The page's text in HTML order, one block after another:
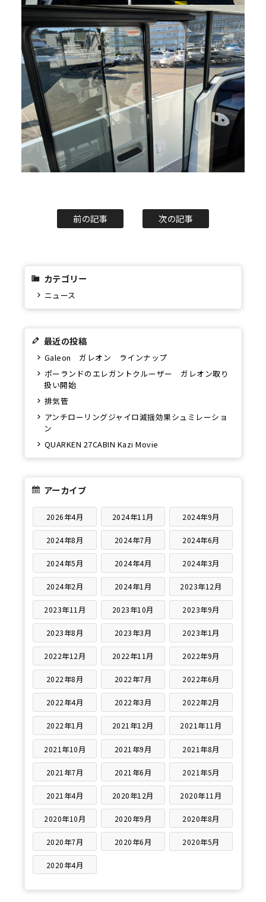
前の記事 次の記事
カテゴリー
ニュース
最近の投稿
Galeon ガレオン ラインナップ
ポーランドのエレガントクルーザー ガレオン取り
扱い開始
排気管
アンチローリングジャイロ減揺効果シュミレーショ
ン
QUARKEN 27CABIN Kazi Movie
アーカイブ
2026年4月 2024年11月 2024年9月
2024年8月 2024年7月 2024年6月
2024年5月 2024年4月 2024年3月
2024年2月 2024年1月 2023年12月
2023年11月 2023年10月 2023年9月
2023年8月 2023年3月 2023年1月
2022年12月 2022年11月 2022年9月
2022年8月 2022年7月 2022年6月
2022年4月 2022年3月 2022年2月
2022年1月 2021年12月 2021年11月
2021年10月 2021年9月 2021年8月
2021年7月 2021年6月 2021年5月
2021年4月 2020年12月 2020年11月
2020年10月 2020年9月 2020年8月
2020年7月 2020年6月 2020年5月
2020年4月